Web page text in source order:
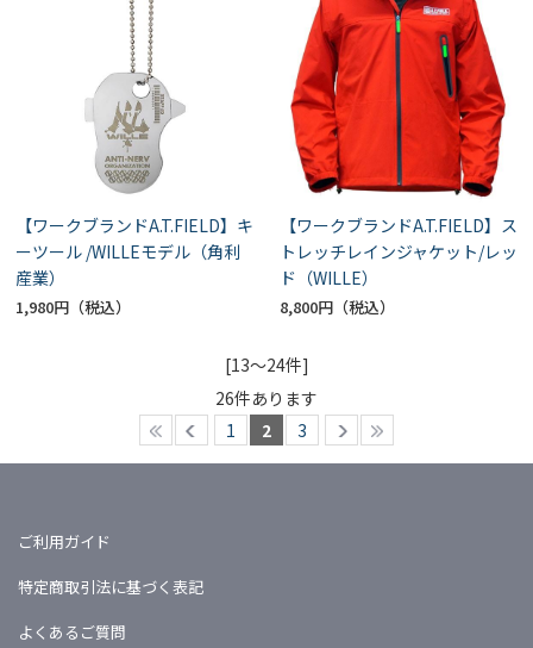
【ワークブランドA.T.FIELD】キ
ーツール /WILLEモデル（角利
産業）
1,980円
【ワークブランドA.T.FIELD】ス
トレッチレインジャケット/レッ
ド（WILLE）
8,800円
[13～24件]
26件あります
1
2 3
ご利用ガイド
特定商取引法に基づく表記
よくあるご質問